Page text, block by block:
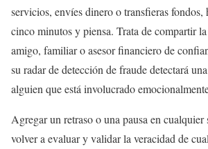
servicios, envíes dinero o transfieras fondos,
cinco minutos y piensa. Trata de compartir
amigo, familiar o asesor financiero de
su radar de detección de fraude detectará
alguien que está involucrado
Agregar un retraso o una pausa en
volver a evaluar y validar la veracidad de